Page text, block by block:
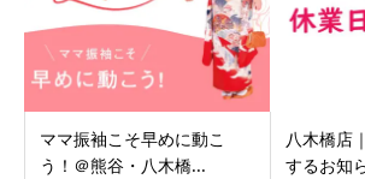
ママ振袖こそ早めに動こ
う！＠熊谷・八木橋...
八木橋店
するお知